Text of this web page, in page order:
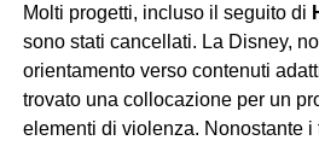
Molti progetti, incluso il seguito di
sono stati cancellati. La Disney,
orientamento verso contenuti
trovato una collocazione per un
elementi di violenza. Nonostante i